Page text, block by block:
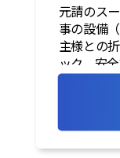
元請のス
事の設備
主様との
ック、安
は職人さ
等を行なって頂
の常駐業